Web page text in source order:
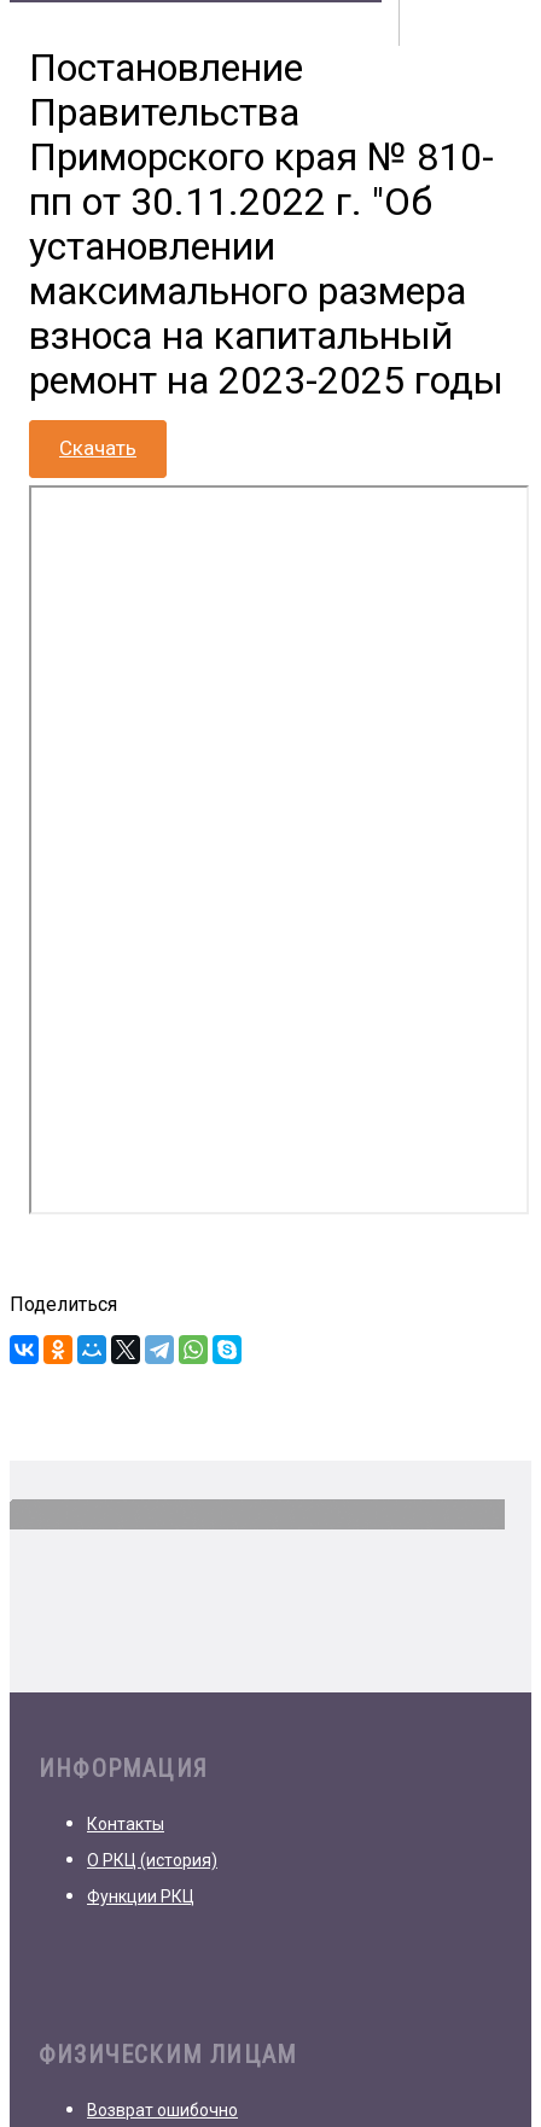
Контакты
Документы
Физическим лицам
Маркетплейс
Партнерам
Полезная информация
Постановление
Правительства
Приморского края № 810-
пп от 30.11.2022 г. "Об
установлении
максимального размера
взноса на капитальный
ремонт на 2023-2025 годы
Скачать
Поделиться
ИНФОРМАЦИЯ
Контакты
О РКЦ (история)
Функции РКЦ
ФИЗИЧЕСКИМ ЛИЦАМ
Возврат ошибочно